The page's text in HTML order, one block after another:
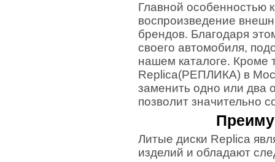
Главной особенностью
воспроизведение
брендов. Благодаря
своего автомобиля,
нашем каталоге. Кроме
Replica(РЕПЛИКА) в
заменить одно или два
позволит значительно
Литые диски Replica
изделий и обладают